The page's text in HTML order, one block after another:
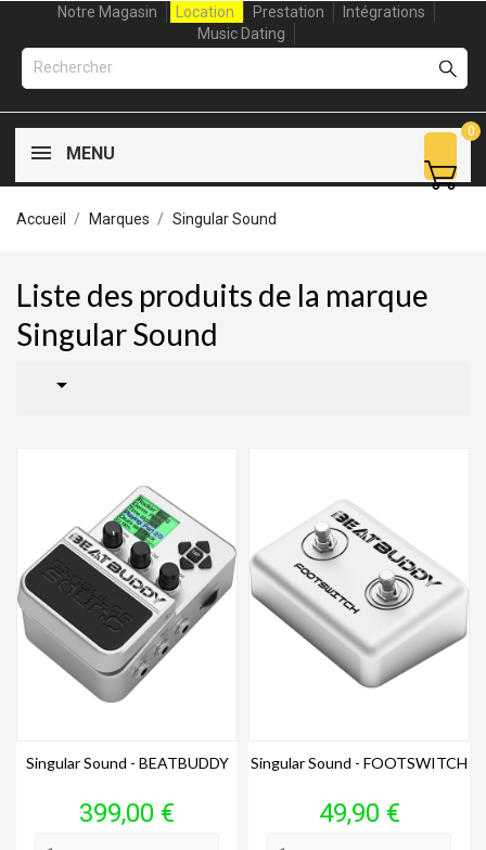
Notre Magasin Location Prestation
Intégrations
Music Dating
MENU
0
Accueil Marques Singular Sound
Liste des produits de la marque
Singular Sound

Singular Sound - BEATBUDDY
Prix
399,00 €
Singular Sound - FOOTSWITCH
Prix
49,90 €